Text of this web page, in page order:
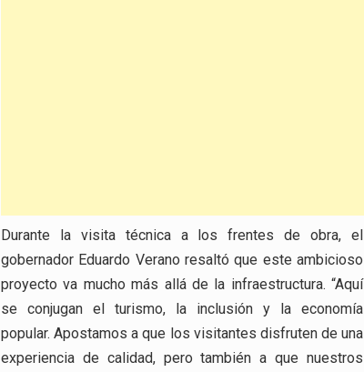
Durante la visita técnica a los frentes de obra, el
gobernador Eduardo Verano resaltó que este ambicioso
proyecto va mucho más allá de la infraestructura. “Aquí
se conjugan el turismo, la inclusión y la economía
popular. Apostamos a que los visitantes disfruten de una
experiencia de calidad, pero también a que nuestros